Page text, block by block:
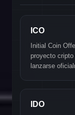
ICO
Initial Coin
proyecto
lanzarse
IDO